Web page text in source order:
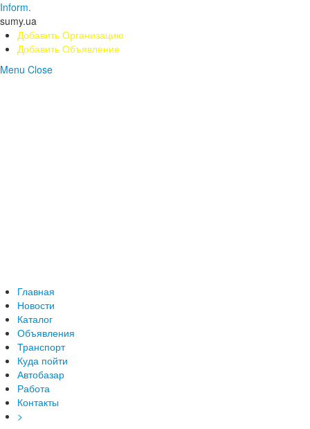
Inform.
sumy.ua
Добавить Организацию
Добавить Объявление
Menu Close
Главная
Новости
Каталог
Объявления
Транспорт
Куда пойти
Автобазар
Работа
Контакты
>